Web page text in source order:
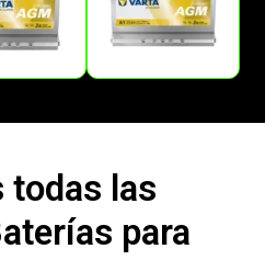
todas las
para